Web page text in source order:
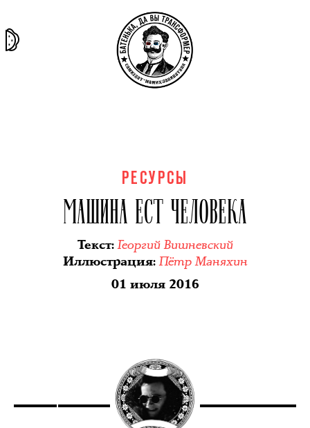
РЕСУРСЫ
МАШИНА ЕСТ ЧЕЛОВЕКА
Текст:Георгий Вишневский
Иллюстрация:Пётр Маняхин
01 июля 2016